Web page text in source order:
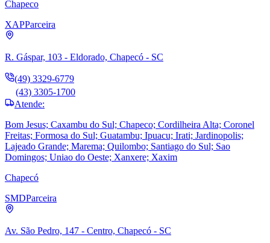
Chapeco
XAPParceira
R. Gáspar, 103 - Eldorado, Chapecó - SC
(49) 3329-6779
(43) 3305-1700
Atende:
Bom Jesus; Caxambu do Sul; Chapeco; Cordilheira Alta; Coronel
Freitas; Formosa do Sul; Guatambu; Ipuacu; Irati; Jardinopolis;
Lajeado Grande; Marema; Quilombo; Santiago do Sul; Sao
Domingos; Uniao do Oeste; Xanxere; Xaxim
Chapecó
SMDParceira
Av. São Pedro, 147 - Centro, Chapecó - SC